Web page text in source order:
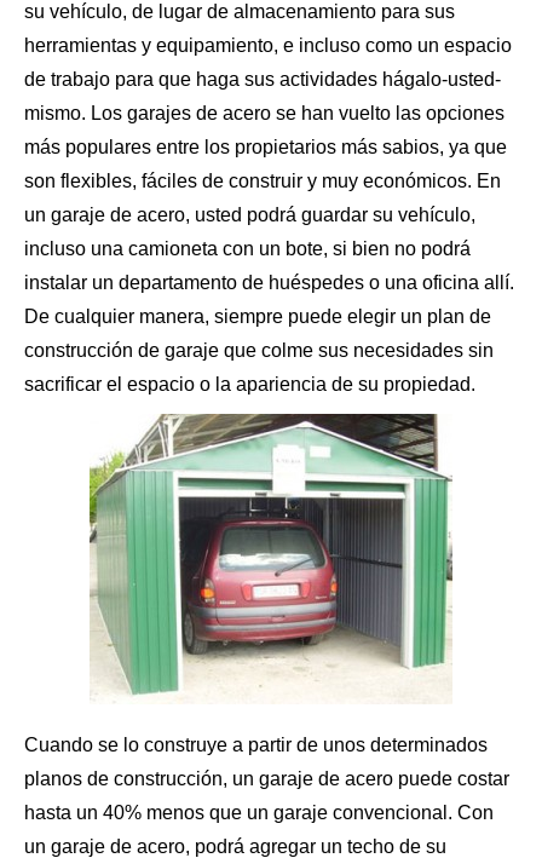
su vehículo, de lugar de almacenamiento para sus
herramientas y equipamiento, e incluso como un espacio
de trabajo para que haga sus actividades hágalo-usted-
mismo. Los garajes de acero se han vuelto las opciones
más populares entre los propietarios más sabios, ya que
son flexibles, fáciles de construir y muy económicos. En
un garaje de acero, usted podrá guardar su vehículo,
incluso una camioneta con un bote, si bien no podrá
instalar un departamento de huéspedes o una oficina allí.
De cualquier manera, siempre puede elegir un plan de
construcción de garaje que colme sus necesidades sin
sacrificar el espacio o la apariencia de su propiedad.
Cuando se lo construye a partir de unos determinados
planos de construcción, un garaje de acero puede costar
hasta un 40% menos que un garaje convencional. Con
un garaje de acero, podrá agregar un techo de su